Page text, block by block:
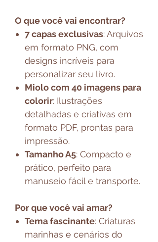
O que você vai encontrar?
7 capas exclusivas: Arquivos
em formato PNG, com
designs incríveis para
personalizar seu livro.
Miolo com 40 imagens para
colorir: Ilustrações
detalhadas e criativas em
formato PDF, prontas para
impressão.
Tamanho A5: Compacto e
prático, perfeito para
manuseio fácil e transporte.
Por que você vai amar?
Tema fascinante: Criaturas
marinhas e cenários do